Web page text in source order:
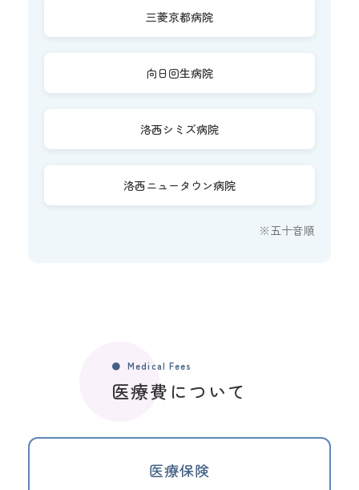
三菱京都病院
向日回生病院
洛西シミズ病院
洛西ニュータウン病院
※五十音順
Medical Fees
医療費について
医療保険